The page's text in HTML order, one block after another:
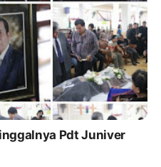
Pdt Juniver